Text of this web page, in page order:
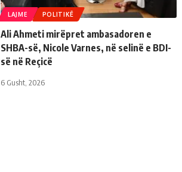
LAJME POLITIKË
Ali Ahmeti mirëpret ambasadoren e
SHBA-së, Nicole Varnes, në selinë e BDI-
së në Reçicë
6 Gusht, 2026